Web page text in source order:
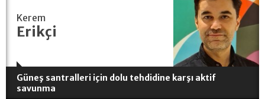
Kerem
Erikçi
Güneş santralleri için dolu tehdidine karşı aktif
savunma